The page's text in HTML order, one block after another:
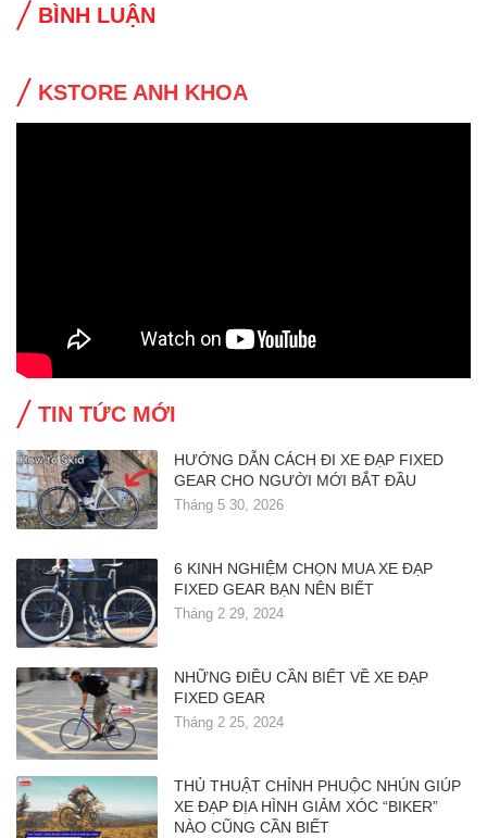
BÌNH LUẬN
KSTORE ANH KHOA
TIN TỨC MỚI
HƯỚNG DẪN CÁCH ĐI XE ĐẠP FIXED
GEAR CHO NGƯỜI MỚI BẮT ĐẦU
Tháng 5 30, 2026
6 KINH NGHIỆM CHỌN MUA XE ĐẠP
FIXED GEAR BẠN NÊN BIẾT
Tháng 2 29, 2024
NHỮNG ĐIỀU CẦN BIẾT VỀ XE ĐẠP
FIXED GEAR
Tháng 2 25, 2024
THỦ THUẬT CHỈNH PHUỘC NHÚN GIÚP
XE ĐẠP ĐỊA HÌNH GIẢM XÓC “BIKER”
NÀO CŨNG CẦN BIẾT